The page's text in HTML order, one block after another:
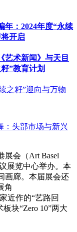
年：2024年度“永续
开启
艺术新闻》与天目
”教育计划
之籽”迎向与万物
：头部市场与新兴
展会（Art Basel
展览中心举办。本
画廊。本届展会还
角
近作的“艺路回
块“Zero 10”两大